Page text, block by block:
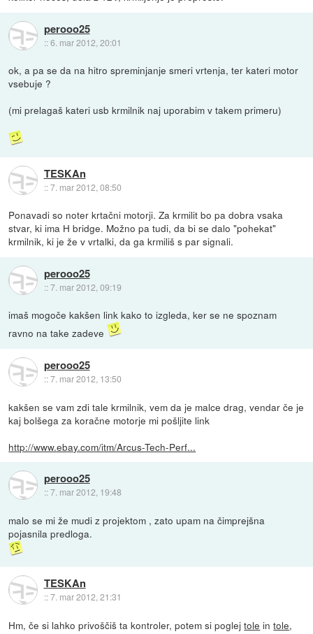
perooo25
::6. mar 2012, 20:01
ok, a pa se da na hitro spreminjanje smeri vrtenja, ter kateri motor
vsebuje ?
(mi prelagaš kateri usb krmilnik naj uporabim v takem primeru)
TESKAn
::7. mar 2012, 08:50
Ponavadi so noter krtačni motorji. Za krmilit bo pa dobra vsaka
stvar, ki ima H bridge. Možno pa tudi, da bi se dalo "pohekat"
krmilnik, ki je že v vrtalki, da ga krmiliš s par signali.
perooo25
::7. mar 2012, 09:19
imaš mogoče kakšen link kako to izgleda, ker se ne spoznam
ravno na take zadeve
perooo25
::7. mar 2012, 13:50
kakšen se vam zdi tale krmilnik, vem da je malce drag, vendar če je
kaj bolšega za koračne motorje mi pošljite link
http://www.ebay.com/itm/Arcus-Tech-Perf...
perooo25
::7. mar 2012, 19:48
malo se mi že mudi z projektom , zato upam na čimprejšna
pojasnila predloga.
TESKAn
::7. mar 2012, 21:31
Hm, če si lahko privoščiš ta kontroler, potem si poglejtole intole,